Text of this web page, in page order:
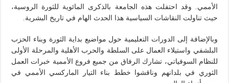
الأممي. وقد احتفلت هذه الجامعة بالذكرى المائوية للثورة الروسية،
حيث تناولت النقاشات السياسية هذا الحدث الهام في تاريخ البشرية.
وبالإضافة إلى الدورات التعليمية حول مواضيع بداية الثورة وبناء الحزب
البلشفي واستيلاء العمال على السلطة والحرب الأهلية والمرحلة الأولى
للنظام السوفياتي، تشارك الرفاق من جميع فروع الأممية خبرات العمل
الثوري في بلدانهم وناقشوا خطط بناء التيار الماركسي الأممي في